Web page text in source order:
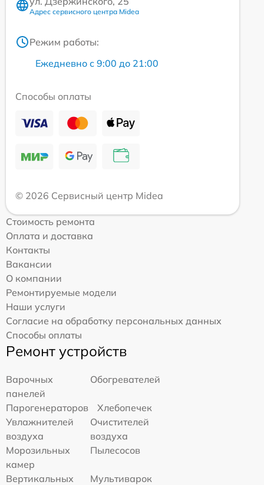
Адрес сервисного центра Midea
Режим работы:
Ежедневно с 9:00 до 21:00
Способы оплаты
© 2026 Сервисный центр Midea
Стоимость ремонта
Оплата и доставка
Контакты
Вакансии
О компании
Ремонтируемые модели
Наши услуги
Согласие на обработку персональных данных
Способы оплаты
Ремонт устройств
Варочных
панелей
Обогревателей
Парогенераторов
Хлебопечек
Увлажнителей
воздуха
Очистителей
воздуха
Морозильных
камер
Пылесосов
Вертикальных
Мультиварок